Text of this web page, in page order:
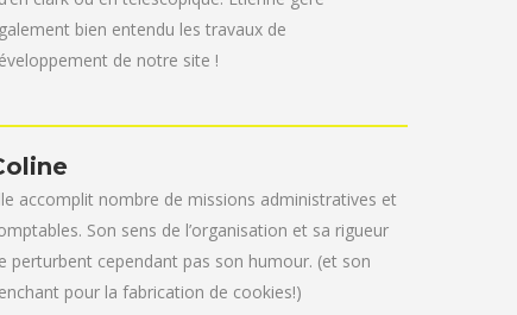
bien entendu les travaux de
de notre site !
accomplit nombre de missions administratives et
Son sens de l’organisation et sa rigueur
perturbent cependant pas son humour. (et son
pour la fabrication de cookies!)